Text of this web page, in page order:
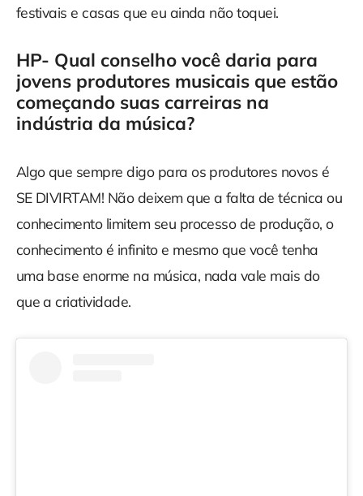
festivais e casas que eu ainda não toquei.
HP- Qual conselho você daria para
jovens produtores musicais que estão
começando suas carreiras na
indústria da música?
Algo que sempre digo para os produtores novos é
SE DIVIRTAM! Não deixem que a falta de técnica ou
conhecimento limitem seu processo de produção, o
conhecimento é infinito e mesmo que você tenha
uma base enorme na música, nada vale mais do
que a criatividade.